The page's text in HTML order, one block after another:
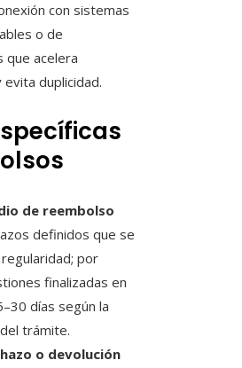
con sistemas
o de
acelera
duplicidad.
de reembolso
definidos que se
por
finalizadas en
días según la
trámite.
o devolución